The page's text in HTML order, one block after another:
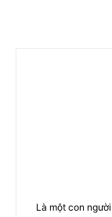
Là một con